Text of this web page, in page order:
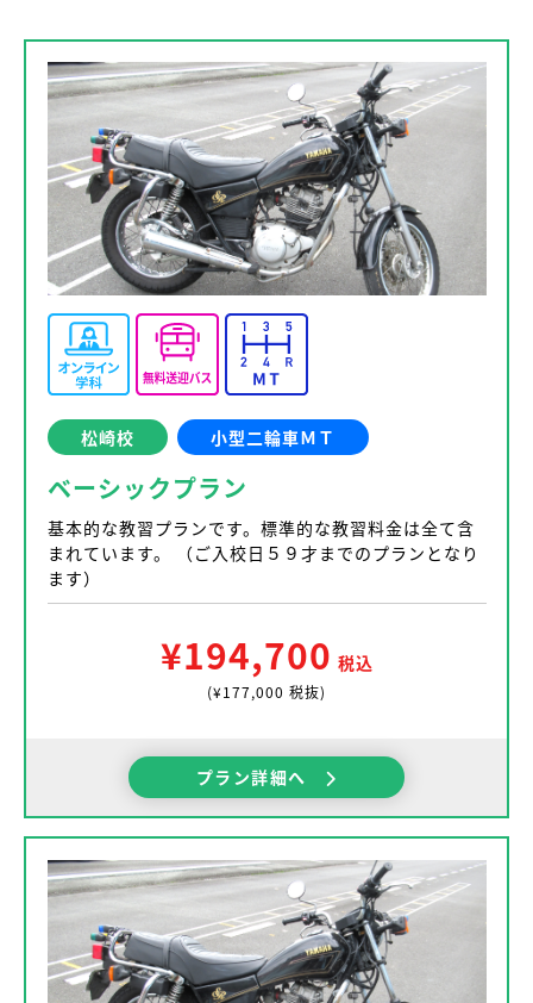
松崎校 小型二輪車ＭＴ
ベーシックプラン
基本的な教習プランです。標準的な教習料金は全て含
まれています。 （ご入校日５９才までのプランとなり
ます）
¥194,700 税込
(¥177,000 税抜)
プラン詳細へ